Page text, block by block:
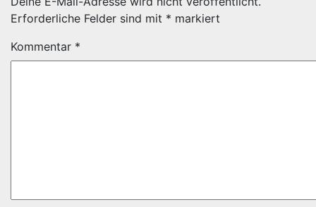
Erforderliche Felder sind mit * markiert
Kommentar *